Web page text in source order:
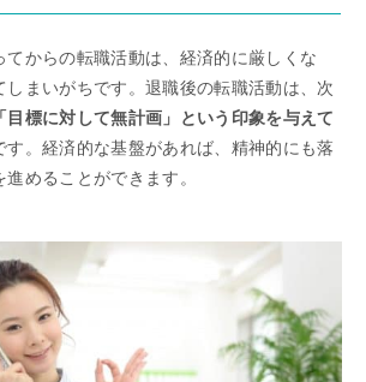
てからの転職活動は、経済的に厳しくな
しまいがちです。退職後の転職活動は、次
「目標に対して無計画」という印象を与えて
す。経済的な基盤があれば、精神的にも落
めることができます。